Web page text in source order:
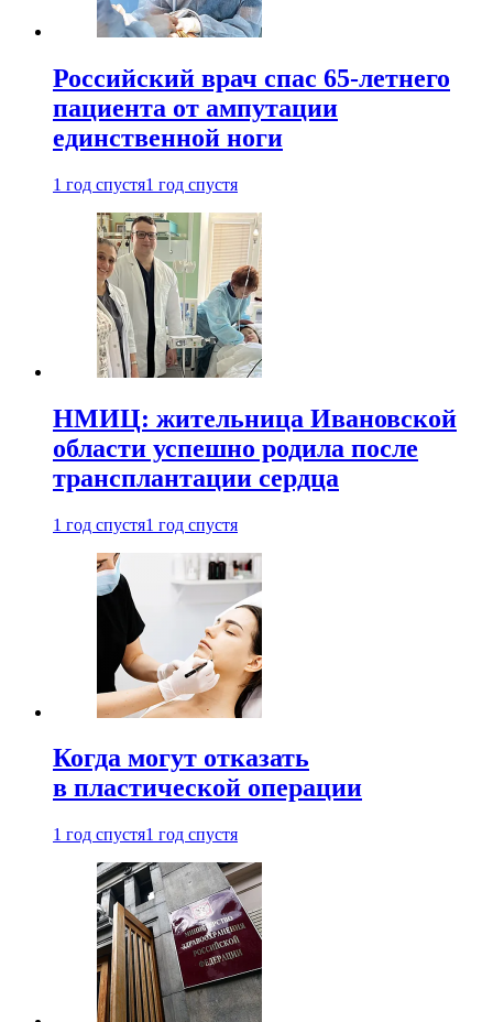
Российский врач спас 65-летнего
пациента от ампутации
единственной ноги
1 год спустя1 год спустя
НМИЦ: жительница Ивановской
области успешно родила после
трансплантации сердца
1 год спустя1 год спустя
Когда могут отказать
в пластической операции
1 год спустя1 год спустя